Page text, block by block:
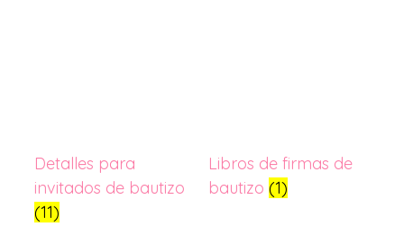
Detalles para
invitados de bautizo
(11)
Libros de firmas de
bautizo(1)